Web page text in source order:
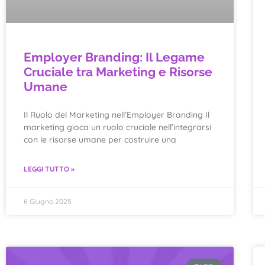
Employer Branding: Il Legame
Cruciale tra Marketing e Risorse
Umane
Il Ruolo del Marketing nell’Employer Branding Il
marketing gioca un ruolo cruciale nell’integrarsi
con le risorse umane per costruire una
LEGGI TUTTO »
6 Giugno 2025